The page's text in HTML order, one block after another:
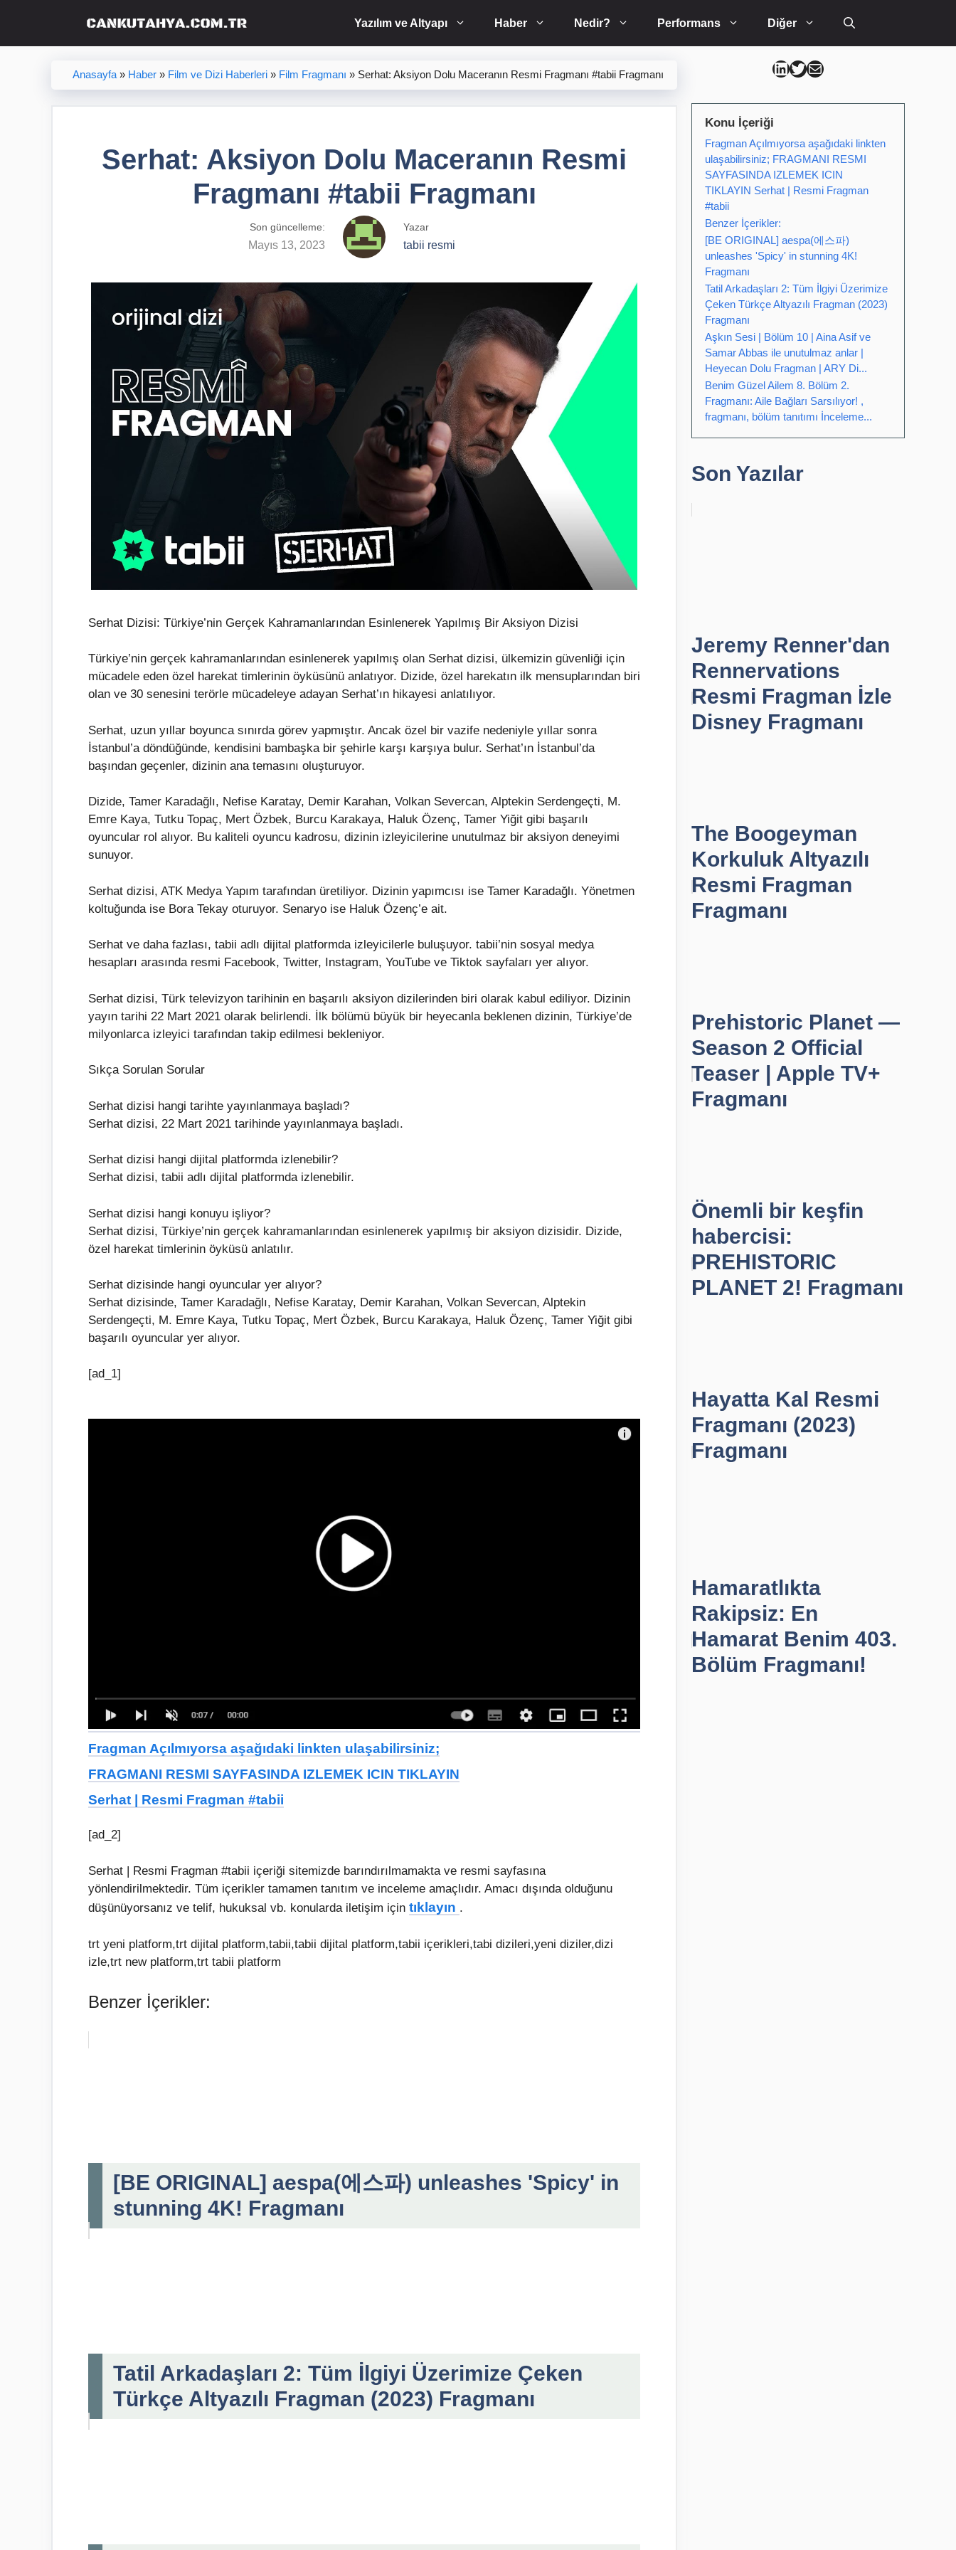
Yazılım ve Altyapı Haber Nedir? Performans Diğer
Anasayfa» Haber» Film ve Dizi Haberleri» Film Fragmanı » Serhat: Aksiyon Dolu Maceranın Resmi Fragmanı #tabii Fragmanı
Serhat: Aksiyon Dolu Maceranın Resmi
Fragmanı #tabii Fragmanı
Son güncelleme:
Mayıs 13, 2023
Yazar
tabii resmi
Serhat Dizisi: Türkiye’nin Gerçek Kahramanlarından Esinlenerek Yapılmış Bir Aksiyon Dizisi
Türkiye’nin gerçek kahramanlarından esinlenerek yapılmış olan Serhat dizisi, ülkemizin güvenliği için
mücadele eden özel harekat timlerinin öyküsünü anlatıyor. Dizide, özel harekatın ilk mensuplarından biri
olan ve 30 senesini terörle mücadeleye adayan Serhat’ın hikayesi anlatılıyor.
Serhat, uzun yıllar boyunca sınırda görev yapmıştır. Ancak özel bir vazife nedeniyle yıllar sonra
İstanbul’a döndüğünde, kendisini bambaşka bir şehirle karşı karşıya bulur. Serhat’ın İstanbul’da
başından geçenler, dizinin ana temasını oluşturuyor.
Dizide, Tamer Karadağlı, Nefise Karatay, Demir Karahan, Volkan Severcan, Alptekin Serdengeçti, M.
Emre Kaya, Tutku Topaç, Mert Özbek, Burcu Karakaya, Haluk Özenç, Tamer Yiğit gibi başarılı
oyuncular rol alıyor. Bu kaliteli oyuncu kadrosu, dizinin izleyicilerine unutulmaz bir aksiyon deneyimi
sunuyor.
Serhat dizisi, ATK Medya Yapım tarafından üretiliyor. Dizinin yapımcısı ise Tamer Karadağlı. Yönetmen
koltuğunda ise Bora Tekay oturuyor. Senaryo ise Haluk Özenç’e ait.
Serhat ve daha fazlası, tabii adlı dijital platformda izleyicilerle buluşuyor. tabii’nin sosyal medya
hesapları arasında resmi Facebook, Twitter, Instagram, YouTube ve Tiktok sayfaları yer alıyor.
Serhat dizisi, Türk televizyon tarihinin en başarılı aksiyon dizilerinden biri olarak kabul ediliyor. Dizinin
yayın tarihi 22 Mart 2021 olarak belirlendi. İlk bölümü büyük bir heyecanla beklenen dizinin, Türkiye’de
milyonlarca izleyici tarafından takip edilmesi bekleniyor.
Sıkça Sorulan Sorular
Serhat dizisi hangi tarihte yayınlanmaya başladı?
Serhat dizisi, 22 Mart 2021 tarihinde yayınlanmaya başladı.
Serhat dizisi hangi dijital platformda izlenebilir?
Serhat dizisi, tabii adlı dijital platformda izlenebilir.
Serhat dizisi hangi konuyu işliyor?
Serhat dizisi, Türkiye’nin gerçek kahramanlarından esinlenerek yapılmış bir aksiyon dizisidir. Dizide,
özel harekat timlerinin öyküsü anlatılır.
Serhat dizisinde hangi oyuncular yer alıyor?
Serhat dizisinde, Tamer Karadağlı, Nefise Karatay, Demir Karahan, Volkan Severcan, Alptekin
Serdengeçti, M. Emre Kaya, Tutku Topaç, Mert Özbek, Burcu Karakaya, Haluk Özenç, Tamer Yiğit gibi
başarılı oyuncular yer alıyor.
[ad_1]
Fragman Açılmıyorsa aşağıdaki linkten ulaşabilirsiniz;
FRAGMANI RESMI SAYFASINDA IZLEMEK ICIN TIKLAYIN
Serhat | Resmi Fragman #tabii
[ad_2]
Serhat | Resmi Fragman #tabii içeriği sitemizde barındırılmamakta ve resmi sayfasına
yönlendirilmektedir. Tüm içerikler tamamen tanıtım ve inceleme amaçlıdır. Amacı dışında olduğunu
düşünüyorsanız ve telif, hukuksal vb. konularda iletişim için tıklayın .
trt yeni platform,trt dijital platform,tabii,tabii dijital platform,tabii içerikleri,tabi dizileri,yeni diziler,dizi
izle,trt new platform,trt tabii platform
Benzer İçerikler:
[BE ORIGINAL] aespa(에스파) unleashes 'Spicy' in
stunning 4K! Fragmanı
Tatil Arkadaşları 2: Tüm İlgiyi Üzerimize Çeken
Türkçe Altyazılı Fragman (2023) Fragmanı
Can Kütahya Linkedin
Can Kütahya Twitter
Can Kütahya Mail
Konu İçeriği
Fragman Açılmıyorsa aşağıdaki linkten
ulaşabilirsiniz; FRAGMANI RESMI
SAYFASINDA IZLEMEK ICIN
TIKLAYIN Serhat | Resmi Fragman
#tabii
Benzer İçerikler:
[BE ORIGINAL] aespa(에스파)
unleashes 'Spicy' in stunning 4K!
Fragmanı
Tatil Arkadaşları 2: Tüm İlgiyi Üzerimize
Çeken Türkçe Altyazılı Fragman (2023)
Fragmanı
Aşkın Sesi | Bölüm 10 | Aina Asif ve
Samar Abbas ile unutulmaz anlar |
Heyecan Dolu Fragman | ARY Di...
Benim Güzel Ailem 8. Bölüm 2.
Fragmanı: Aile Bağları Sarsılıyor! ,
fragmanı, bölüm tanıtımı İnceleme...
Son Yazılar
Jeremy Renner'dan
Rennervations
Resmi Fragman İzle
Disney Fragmanı
The Boogeyman
Korkuluk Altyazılı
Resmi Fragman
Fragmanı
Prehistoric Planet —
Season 2 Official
Teaser | Apple TV+
Fragmanı
Önemli bir keşfin
habercisi:
PREHISTORIC
PLANET 2! Fragmanı
Hayatta Kal Resmi
Fragmanı (2023)
Fragmanı
Hamaratlıkta
Rakipsiz: En
Hamarat Benim 403.
Bölüm Fragmanı!